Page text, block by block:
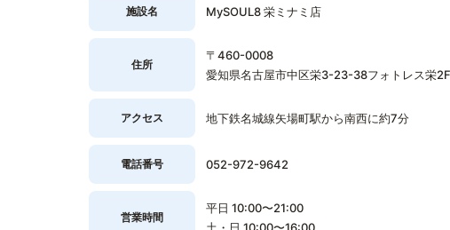
施設名 MySOUL8 栄ミナミ店
住所
〒460-0008
愛知県名古屋市中区栄3-23-38フォトレス栄
アクセス 地下鉄名城線矢場町駅から南西に約7分
電話番号 052-972-9642
営業時間
平日 10:00〜21:00